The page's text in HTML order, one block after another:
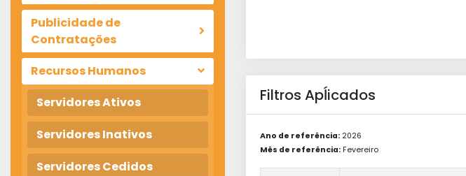
Publicidade de
Contratações
Recursos Humanos
Servidores Ativos
Servidores Inativos
Servidores Cedidos
Filtros Apĺicados
Ano de referência: 2026
Mês de referência: Fevereiro